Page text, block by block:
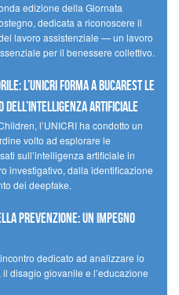
edizione della Giornata
dedicata a riconoscere il
lavoro assistenziale — un lavoro
per il benessere collettivo.
l’UNICRI forma a Bucarest le
dell’Intelligenza Artificiale
l’UNICRI ha condotto un
volto ad esplorare le
sull’intelligenza artificiale in
investigativo, dalla identificazione
dei deepfake.
Prevenzione: un impegno
dedicato ad analizzare lo
disagio giovanile e l’educazione